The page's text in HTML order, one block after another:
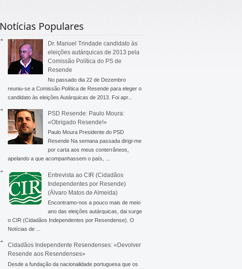
Notícias Populares
Dr. Manuel Trindade candidato às
eleições autárquicas de 2013 pela
Comissão Política do PS de
Resende
No passado dia 22 de Dezembro
reuniu-se a Comissão Política de Resende para eleger o
candidato às eleições Autárquicas de 2013. Foi apr...
PSD Resende: Paulo Moura:
«Obrigado Resende!»
Paulo Moura Presidente do PSD
Resende Na semana passada dirigi-me
por carta aos meus conterrâneos,
apelando a que acompanhassem o país, ...
Entrevista ao CIR (Cidadãos
Independentes por Resende)
(Álvaro Matos de Almeida)
Encontramo-nos a pouco mais de meio
ano das eleições autárquicas, dai surge
o CIR (Cidadãos Independentes por Resendense). O
Notícias de ...
Cidadãos Independente Resendenses: «Devolver
Resende aos Resendenses»
Desde a fundação da nacionalidade portuguesa que os